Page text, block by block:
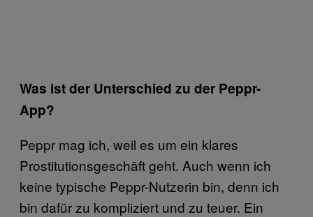
Was ist der Unterschied zu der Peppr-
App?
Peppr mag ich, weil es um ein klares
Prostitutionsgeschäft geht. Auch wenn ich
keine typische Peppr-Nutzerin bin, denn ich
bin dafür zu kompliziert und zu teuer. Ein